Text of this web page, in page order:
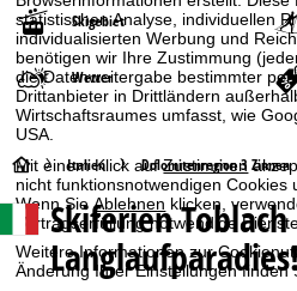
statistischen Analyse, individuellen
individualisierten Werbung und
benötigen wir Ihre Zustimmung
die Datenweitergabe bestimmter
Drittanbieter in Drittländern
Wirtschaftsraumes umfasst, wie
USA.
Mit einem Klick aufZustimmen
nicht funktionsnotwendigen Cookies
Wenn SieAblehnen klicken,
Vertragserfüllung notwendige
Weitere Informationen zur
Änderung Ihrer Einstellungen
Skigebiet
Wetter
S
t
a
Italien Dolomitenregion 3 Zinnen
Skiferien